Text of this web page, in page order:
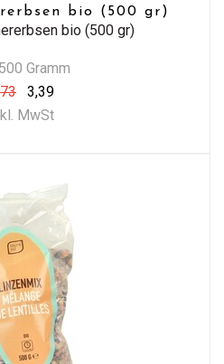
bio (500 gr)
bio (500 gr)
Gramm
3,39
MwSt